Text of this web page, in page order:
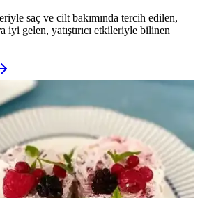
saç ve cilt bakımında tercih edilen,
iyi gelen, yatıştırıcı etkileriyle bilinen